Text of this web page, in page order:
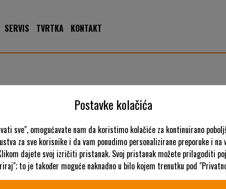
SERVIS TVRTKA KONTAKT
Od 2. do 4. rujna bili smo zastupljeni na spoga+gafa u Kölnu,
Postavke kolačića
sve", omogućavate nam da koristimo kolačiće za kontinuirano
za sve korisnike i da vam ponudimo personalizirane preporuke i na
dajete svoj izričiti pristanak. Svoj pristanak možete prilagoditi
to je također moguće naknadno u bilo kojem trenutku pod